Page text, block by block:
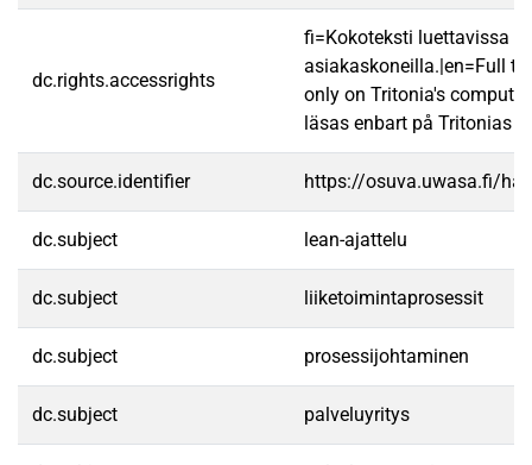
dc.rights.accessrights
fi=Kokoteksti luettavissa
asiakaskoneilla.|en=Full
only on Tritonia's
läsas enbart på Tritonias
dc.source.identifier https://osuva.uwasa.fi/
dc.subject lean-ajattelu
dc.subject liiketoimintaprosessit
dc.subject prosessijohtaminen
dc.subject palveluyritys